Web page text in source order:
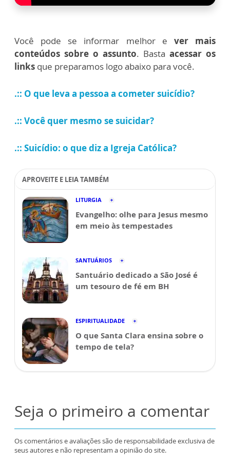
Você pode se informar melhor e ver mais
conteúdos sobre o assunto. Basta acessar os
links que preparamos logo abaixo para você.
.:: O que leva a pessoa a cometer suicídio?
.:: Você quer mesmo se suicidar?
.:: Suicídio: o que diz a Igreja Católica?
APROVEITE E LEIA TAMBÉM
LITURGIA
Evangelho: olhe para Jesus mesmo
em meio às tempestades
SANTUÁRIOS
Santuário dedicado a São José é
um tesouro de fé em BH
ESPIRITUALIDADE
O que Santa Clara ensina sobre o
tempo de tela?
Seja o primeiro a comentar
Os comentários e avaliações são de responsabilidade exclusiva de
seus autores e não representam a opinião do site.